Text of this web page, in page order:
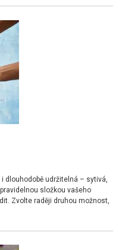
dlouhodobě udržitelná – sytivá,
složkou vašeho
Zvolte raději druhou možnost,